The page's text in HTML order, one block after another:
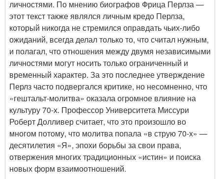
личностями. По мнению биографов Фрица Перлза —
этот текст также являлся личным кредо Перлза,
который никогда не стремился оправдать чьих-либо
ожиданий, всегда делал только то, что считал нужным,
и полагал, что отношения между двумя независимыми
личностями могут носить только ограниченный и
временный характер. За это последнее утверждение
Перлз часто подвергался критике, но несомненно, что
«гештальт-молитва» оказала огромное влияние на
культуру 70-х. Профессор Университета Миссури
Роберт Долливер считает, что это произошло во
многом потому, что молитва попала «в струю 70-х» —
десятилетия «Я», эпохи борьбы за свои права,
отвержения многих традиционных «истин» и поиска
новых форм взаимоотношений.